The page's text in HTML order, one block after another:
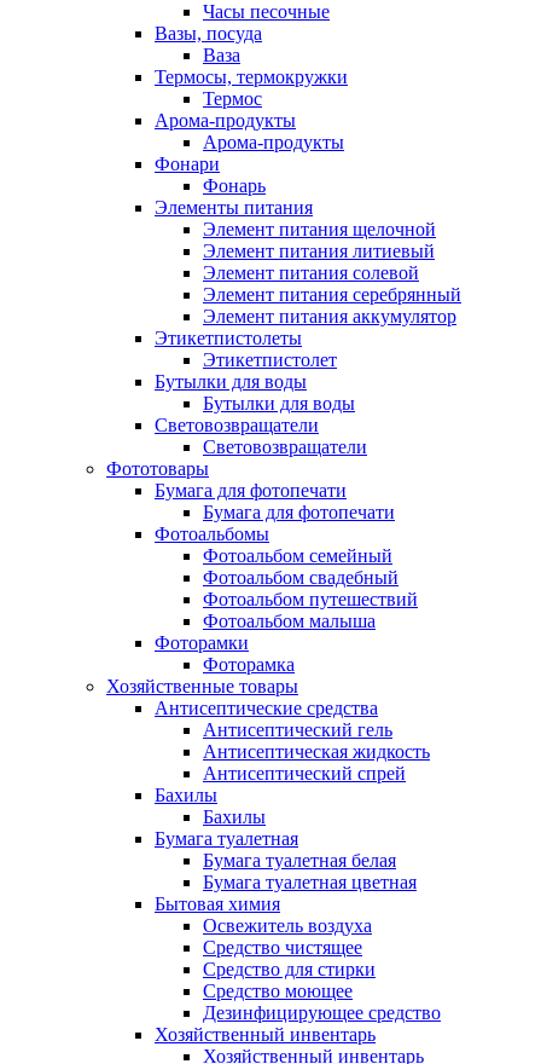
Часы песочные
Вазы, посуда
Ваза
Термосы, термокружки
Термос
Арома-продукты
Арома-продукты
Фонари
Фонарь
Элементы питания
Элемент питания щелочной
Элемент питания литиевый
Элемент питания солевой
Элемент питания серебрянный
Элемент питания аккумулятор
Этикетпистолеты
Этикетпистолет
Бутылки для воды
Бутылки для воды
Световозвращатели
Световозвращатели
Фототовары
Бумага для фотопечати
Бумага для фотопечати
Фотоальбомы
Фотоальбом семейный
Фотоальбом свадебный
Фотоальбом путешествий
Фотоальбом малыша
Фоторамки
Фоторамка
Хозяйственные товары
Антисептические средства
Антисептический гель
Антисептическая жидкость
Антисептический спрей
Бахилы
Бахилы
Бумага туалетная
Бумага туалетная белая
Бумага туалетная цветная
Бытовая химия
Освежитель воздуха
Средство чистящее
Средство для стирки
Средство моющее
Дезинфицирующее средство
Хозяйственный инвентарь
Хозяйственный инвентарь